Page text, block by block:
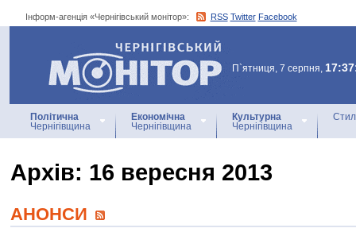
Інформ-агенція «Чернігівський монітор»: RSS Twitter Facebook
Інформ-агенція
«Чернігівський монітор»
П`ятниця, 7 серпня,
Політична
Чернігівщина
Економічна
Чернігівщина
Культурна
Чернігівщина
Архiв: 16 вересня 2013
АНОНСИ